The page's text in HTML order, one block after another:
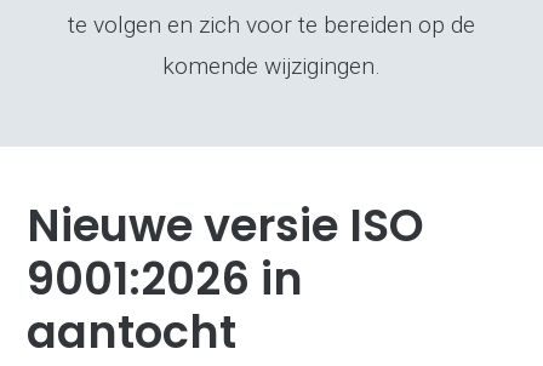
te volgen en zich voor te bereiden op de
komende wijzigingen.
Nieuwe versie ISO
9001:2026 in
aantocht